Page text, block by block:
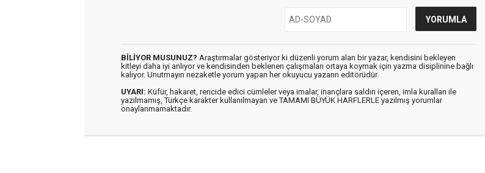
BİLİYOR MUSUNUZ? Araştırmalar gösteriyor ki düzenli yorum alan bir yazar, kendisini bekleyen
kitleyi daha iyi anlıyor ve kendisinden beklenen çalışmaları ortaya koymak için yazma disiplinine bağlı
kalıyor. Unutmayın nezaketle yorum yapan her okuyucu yazarın editörüdür.
UYARI: Küfür, hakaret, rencide edici cümleler veya imalar, inançlara saldırı içeren, imla kuralları ile
yazılmamış, Türkçe karakter kullanılmayan ve TAMAMI BÜYÜK HARFLERLE yazılmış yorumlar
onaylanmamaktadır.